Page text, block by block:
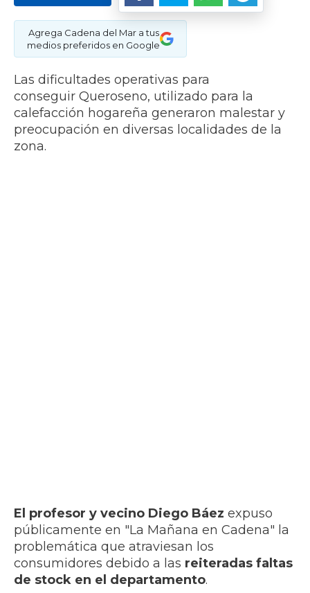
Agrega Cadena del Mar a tus
medios preferidos en Google
Las dificultades operativas para
conseguir Queroseno, utilizado para la
calefacción hogareña generaron malestar y
preocupación en diversas localidades de la
zona.
El profesor y vecino Diego Báez expuso
públicamente en "La Mañana en Cadena" la
problemática que atraviesan los
consumidores debido a las reiteradas faltas
de stock en el departamento.